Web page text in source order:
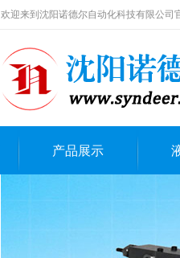
欢迎来到沈阳诺德尔自动化科技有限公司
产品展示